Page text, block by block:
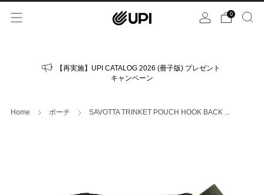
0
【再実施】UPI CATALOG 2026 (冊子版) プレゼント
キャンペーン
Home ポーチ SAVOTTA TRINKET POUCH HOOK BACK ...